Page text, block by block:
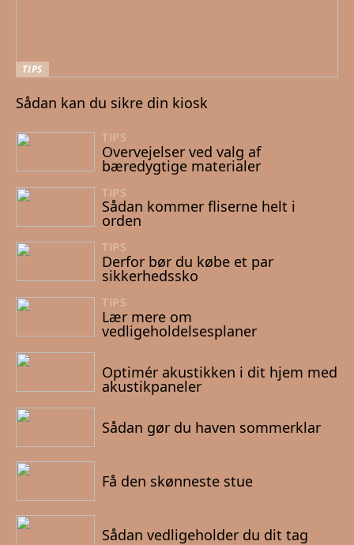
TIPS
Sådan kan du sikre din kiosk
TIPS
Overvejelser ved valg af
bæredygtige materialer
TIPS
Sådan kommer fliserne helt i
orden
TIPS
Derfor bør du købe et par
sikkerhedssko
TIPS
Lær mere om
vedligeholdelsesplaner
Optimér akustikken i dit hjem med
akustikpaneler
Sådan gør du haven sommerklar
Få den skønneste stue
Sådan vedligeholder du dit tag